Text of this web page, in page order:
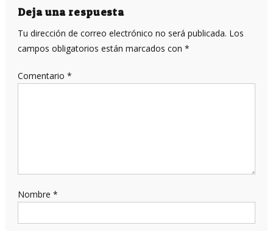
entradas
Deja una respuesta
Tu dirección de correo electrónico no será publicada. Los
campos obligatorios están marcados con *
Comentario *
Nombre *